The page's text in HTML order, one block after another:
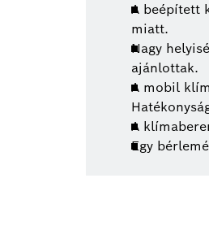
A beépített
miatt.
Nagy
ajánlottak.
A mobil
A
Egy